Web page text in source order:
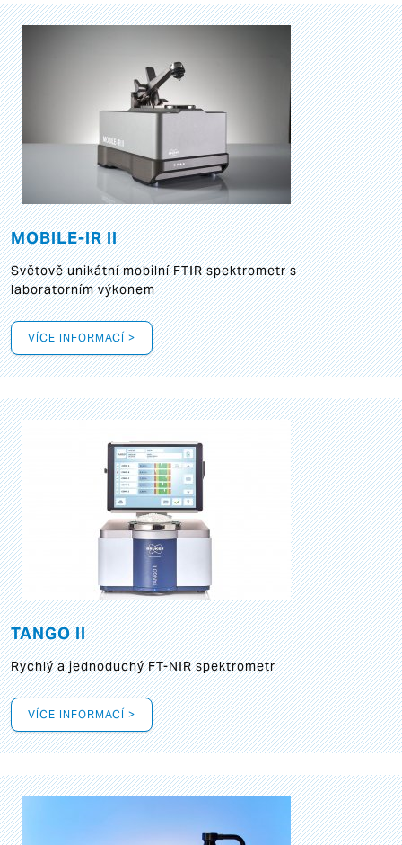
MOBILE-IR II
Světově unikátní mobilní FTIR spektrometr s
laboratorním výkonem
VÍCE INFORMACÍ >
TANGO II
Rychlý a jednoduchý FT-NIR spektrometr
VÍCE INFORMACÍ >